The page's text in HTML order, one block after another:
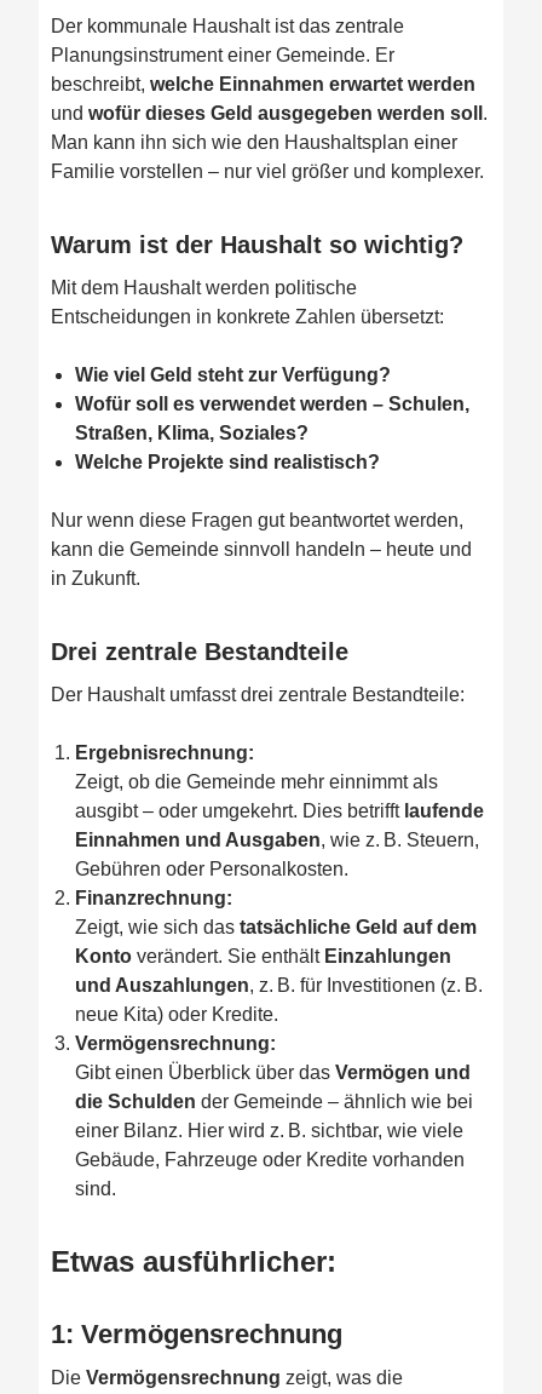
Der kommunale Haushalt ist das zentrale
Planungsinstrument einer Gemeinde. Er
beschreibt, welche Einnahmen erwartet werden
und wofür dieses Geld ausgegeben werden soll .
Man kann ihn sich wie den Haushaltsplan einer
Familie vorstellen – nur viel größer und komplexer.
Warum ist der Haushalt so wichtig?
Mit dem Haushalt werden politische
Entscheidungen in konkrete Zahlen übersetzt:
Wie viel Geld steht zur Verfügung?
Wofür soll es verwendet werden – Schulen,
Straßen, Klima, Soziales?
Welche Projekte sind realistisch?
Nur wenn diese Fragen gut beantwortet werden,
kann die Gemeinde sinnvoll handeln – heute und
in Zukunft.
Drei zentrale Bestandteile
Der Haushalt umfasst drei zentrale Bestandteile:
Ergebnisrechnung:
Zeigt, ob die Gemeinde mehr einnimmt als
ausgibt – oder umgekehrt. Dies betrifft laufende
Einnahmen und Ausgaben, wie z. B. Steuern,
Gebühren oder Personalkosten.
Finanzrechnung:
Zeigt, wie sich das tatsächliche Geld auf dem
Konto verändert. Sie enthält Einzahlungen
und Auszahlungen, z. B. für Investitionen (z. B.
neue Kita) oder Kredite.
Vermögensrechnung:
Gibt einen Überblick über das Vermögen und
die Schulden der Gemeinde – ähnlich wie bei
einer Bilanz. Hier wird z. B. sichtbar, wie viele
Gebäude, Fahrzeuge oder Kredite vorhanden
sind.
Etwas ausführlicher:
1: Vermögensrechnung
Die Vermögensrechnung zeigt, was die